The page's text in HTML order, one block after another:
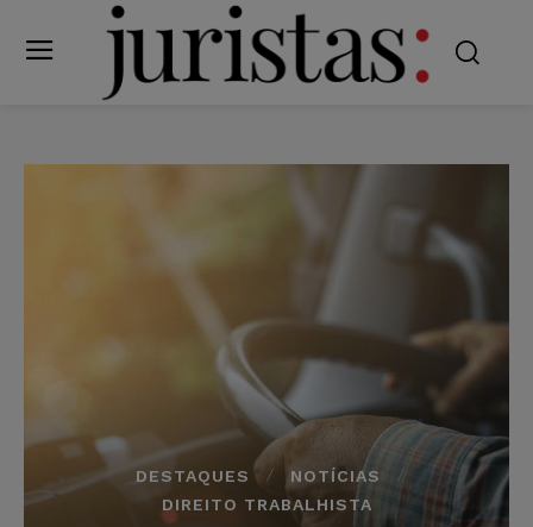
DESTAQUES
NOTÍCIAS
DIREITO TRABALHISTA